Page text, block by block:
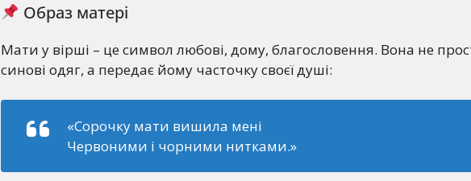
Образ матері
Мати у вірші – це символ любові, дому, благословення. Вона не
синові одяг, а передає йому часточку своєї душі:
«Сорочку мати вишила мені
Червоними і чорними нитками.»